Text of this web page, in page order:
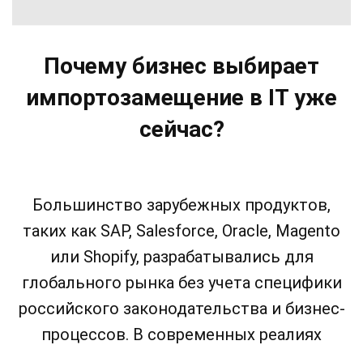
Почему бизнес выбирает
импортозамещение в IT уже
сейчас?
Большинство зарубежных продуктов,
таких как SAP, Salesforce, Oracle, Magento
или Shopify, разрабатывались для
глобального рынка без учета специфики
российского законодательства и бизнес-
процессов. В современных реалиях